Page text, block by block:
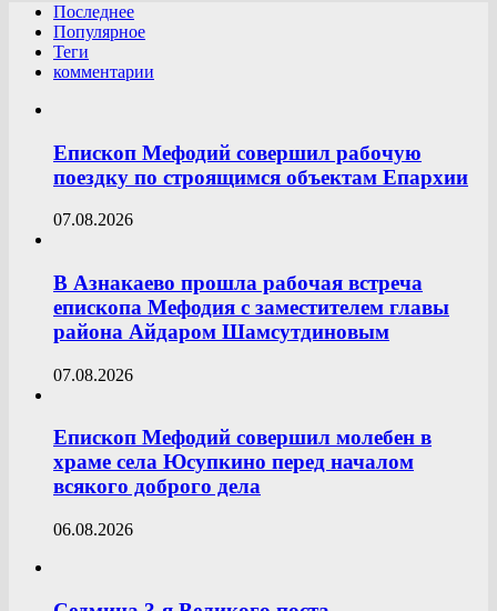
Последнее
Популярное
Теги
комментарии
Епископ Мефодий совершил рабочую
поездку по строящимся объектам Епархии
07.08.2026
В Азнакаево прошла рабочая встреча
епископа Мефодия с заместителем главы
района Айдаром Шамсутдиновым
07.08.2026
Епископ Мефодий совершил молебен в
храме села Юсупкино перед началом
всякого доброго дела
06.08.2026